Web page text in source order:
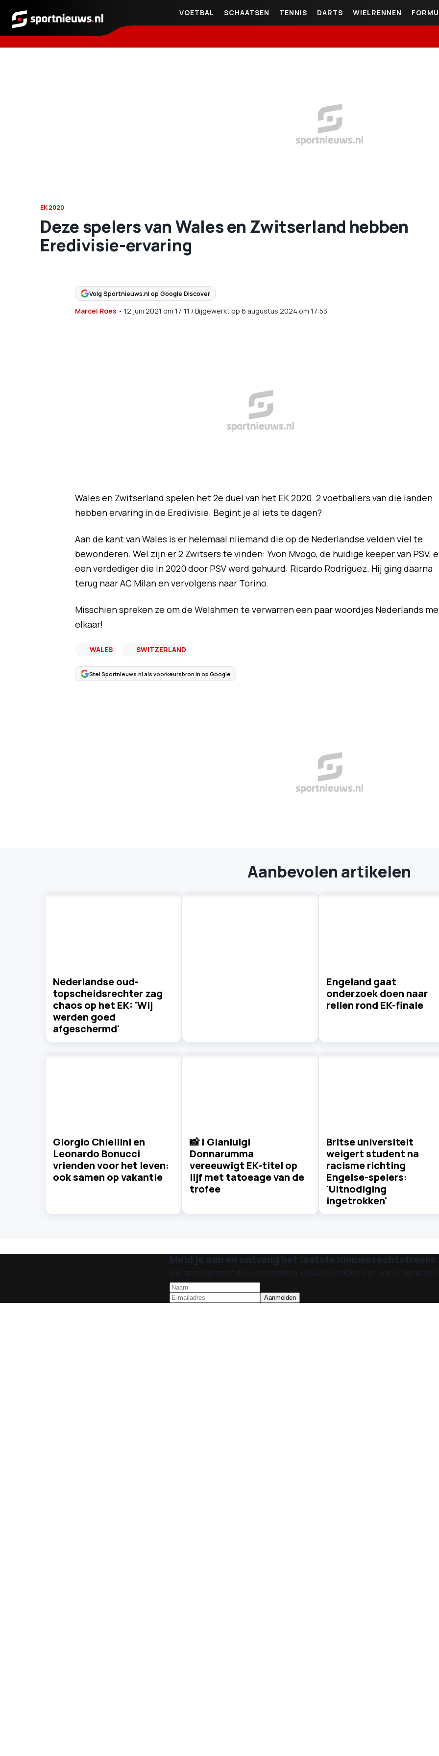
Sportnieuws.nl
VOETBAL SCHAATSEN TENNIS DARTS WIELRENNEN
EK 2020
Deze spelers van Wales en Zwitserland hebben
Eredivisie-ervaring
Volg Sportnieuws.nl op Google Discover
Marcel Roes • 12 juni 2021 om 17:11 /Bijgewerkt op 6 augustus 2024 om 17:53
Wales en Zwitserland spelen het 2e duel van het EK 2020. 2 voetballers van die landen
hebben ervaring in de Eredivisie. Begint je al iets te dagen?
Aan de kant van Wales is er helemaal niiemand die op de Nederlandse velden viel te
bewonderen. Wel zijn er 2 Zwitsers te vinden: Yvon Mvogo, de huidige keeper van PSV,
een verdediger die in 2020 door PSV werd gehuurd: Ricardo Rodriguez. Hij ging daarna
terug naar AC Milan en vervolgens naar Torino.
Misschien spreken ze om de Welshmen te verwarren een paar woordjes Nederlands
elkaar!
WALES SWITZERLAND
Stel Sportnieuws.nl als voorkeursbron in op Google
Aanbevolen artikelen
Nederlandse oud-
topscheidsrechter zag
chaos op het EK: 'Wij
werden goed
afgeschermd'
Engeland gaat
onderzoek doen naar
rellen rond EK-finale
Giorgio Chiellini en
Leonardo Bonucci
vrienden voor het leven:
ook samen op vakantie
📸 | Gianluigi
Donnarumma
vereeuwigt EK-titel op
lijf met tatoeage van de
trofee
Britse universiteit
weigert student na
racisme richting
Engelse-spelers:
'Uitnodiging
ingetrokken'
Meld je aan en ontvang het laatste nieuws rechtstreeks
Mis geen spannende evenementen, exclusieve tickets en unieke updates!